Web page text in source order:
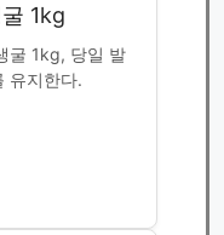
1kg
굴 1kg, 당일 발
유지한다.